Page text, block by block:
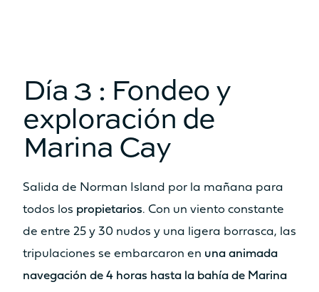
Día 3 : Fondeo y
exploración de
Marina Cay
Salida de Norman Island por la mañana para
todos los propietarios. Con un viento constante
de entre 25 y 30 nudos y una ligera borrasca, las
tripulaciones se embarcaron en una animada
navegación de 4 horas hasta la bahía de Marina